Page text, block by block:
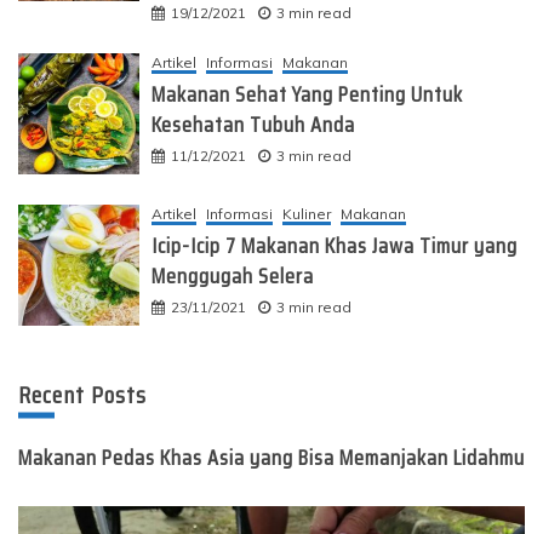
19/12/2021 3 min read
Artikel Informasi Makanan
Makanan Sehat Yang Penting Untuk
Kesehatan Tubuh Anda
11/12/2021 3 min read
Artikel Informasi Kuliner Makanan
Icip-Icip 7 Makanan Khas Jawa Timur yang
Menggugah Selera
23/11/2021 3 min read
Recent Posts
Makanan Pedas Khas Asia yang Bisa Memanjakan Lidahmu